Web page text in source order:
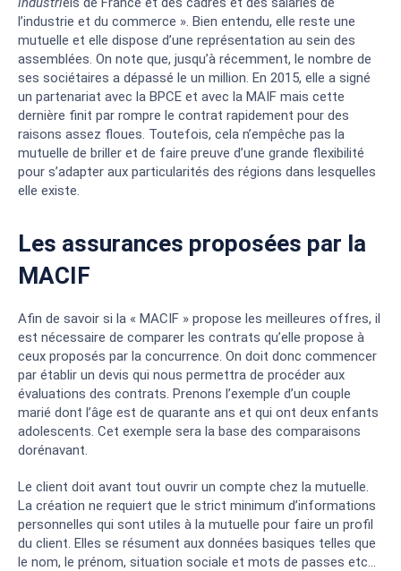
l’industrie et du commerce ». Bien entendu, elle reste une
mutuelle et elle dispose d’une représentation au sein des
assemblées. On note que, jusqu’à récemment, le nombre de
ses sociétaires a dépassé le un million. En 2015, elle a signé
un partenariat avec la BPCE et avec la MAIF mais cette
dernière finit par rompre le contrat rapidement pour des
raisons assez floues. Toutefois, cela n’empêche pas la
mutuelle de briller et de faire preuve d’une grande flexibilité
pour s’adapter aux particularités des régions dans lesquelles
elle existe.
Les assurances proposées par la
MACIF
Afin de savoir si la « MACIF » propose les meilleures offres, il
est nécessaire de comparer les contrats qu’elle propose à
ceux proposés par la concurrence. On doit donc commencer
par établir un devis qui nous permettra de procéder aux
évaluations des contrats. Prenons l’exemple d’un couple
marié dont l’âge est de quarante ans et qui ont deux enfants
adolescents. Cet exemple sera la base des comparaisons
dorénavant.
Le client doit avant tout ouvrir un compte chez la mutuelle.
La création ne requiert que le strict minimum d’informations
personnelles qui sont utiles à la mutuelle pour faire un profil
du client. Elles se résument aux données basiques telles que
le nom, le prénom, situation sociale et mots de passes etc…